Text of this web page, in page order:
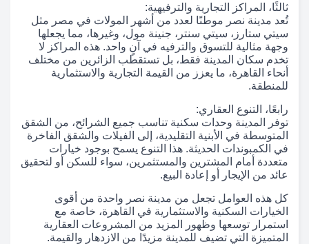
ثالثًا، المراكز التجارية والترفيهية:
تُعد مدينة نصر موطنًا لعدد من أشهر المولات في مصر مثل
سيتي ستارز، سيتي سنتر، جنينة مول، وغيرها، مما يجعلها
وجهة مثالية للتسوق والترفيه في آنٍ واحد. هذه المراكز لا
تخدم سكان المدينة فقط، بل تستقطب الزائرين من مختلف
أنحاء القاهرة، ما يعزز من القيمة التجارية والاستثمارية
للمنطقة.
رابعًا، التنوع العقاري:
توفر المدينة وحدات سكنية تناسب جميع الشرائح، من الشقق
المتوسطة في الأبنية التقليدية، إلى الفيلات والشقق الفاخرة
في الكمبوندات الحديثة. هذا التنوع يسمح بوجود خيارات
متعددة أمام المشترين والمستثمرين، سواء للسكن أو لتحقيق
عائد من الإيجار أو إعادة البيع.
كل هذه العوامل تجعل من مدينة نصر واحدة من أقوى
الخيارات السكنية والاستثمارية في القاهرة، خاصة مع
استمرار توسعها وظهور المزيد من المشروعات العقارية
المتميزة التي تضيف للمدينة مزيدًا من الازدهار والقيمة.